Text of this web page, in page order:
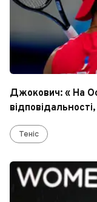
Джокович: « На
Теніс